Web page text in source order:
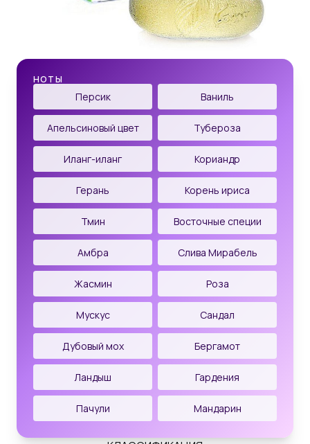
НОТЫ
Персик Ваниль
Апельсиновый цвет Тубероза
Иланг-иланг Кориандр
Герань Корень ириса
Тмин Восточные специи
Амбра Слива Мирабель
Жасмин Роза
Мускус Сандал
Дубовый мох Бергамот
Ландыш Гардения
Пачули Мандарин